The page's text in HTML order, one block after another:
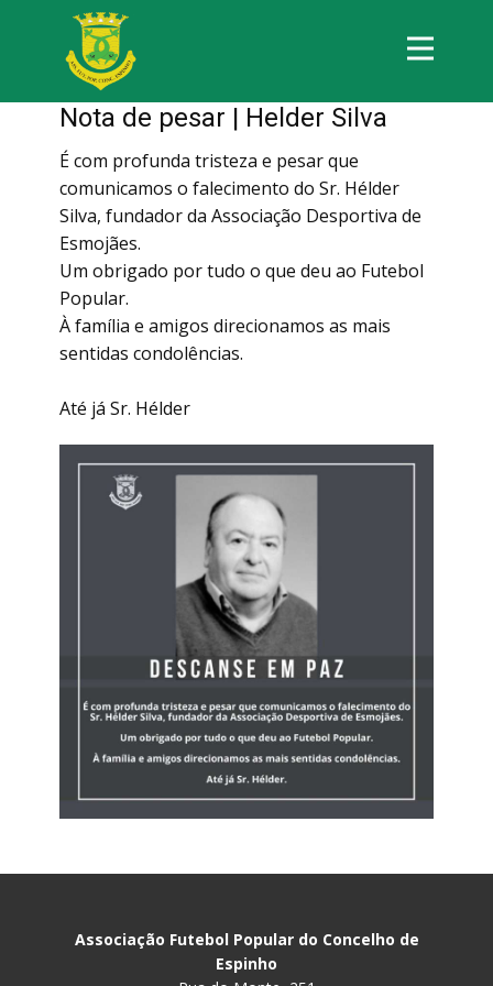
Nota de pesar | Helder Silva
É com profunda tristeza e pesar que
comunicamos o falecimento do Sr. Hélder
Silva, fundador da Associação Desportiva de
Esmojães.
Um obrigado por tudo o que deu ao Futebol
Popular.
À família e amigos direcionamos as mais
sentidas condolências.
Até já Sr. Hélder
Associação Futebol Popular do Concelho de
Espinho